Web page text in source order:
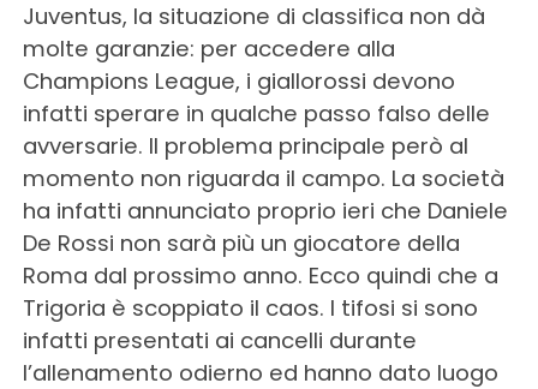
Juventus, la situazione di classifica non dà
molte garanzie: per accedere alla
Champions League, i giallorossi devono
infatti sperare in qualche passo falso delle
avversarie. Il problema principale però al
momento non riguarda il campo. La società
ha infatti annunciato proprio ieri che Daniele
De Rossi non sarà più un giocatore della
Roma dal prossimo anno. Ecco quindi che a
Trigoria è scoppiato il caos. I tifosi si sono
infatti presentati ai cancelli durante
l’allenamento odierno ed hanno dato luogo